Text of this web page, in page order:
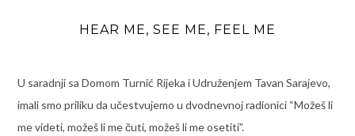
HEAR ME, SEE ME, FEEL ME
U saradnji sa Domom Turnić Rijeka i Udruženjem Tavan Sarajevo,
imali smo priliku da učestvujemo u dvodnevnoj radionici “Možeš li
me videti, možeš li me čuti, možeš li me osetiti”.